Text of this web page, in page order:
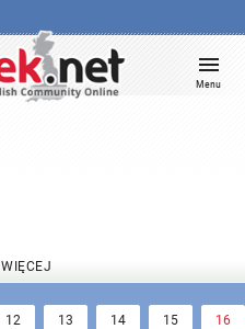
Menu
WIĘCEJ
12 13 14 15 16